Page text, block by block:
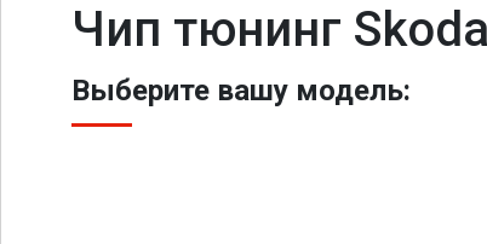
Чип тюнинг
Выберите вашу модель: